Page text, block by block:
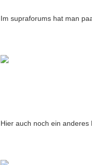
Im supraforums hat man
Hier auch noch ein anderes